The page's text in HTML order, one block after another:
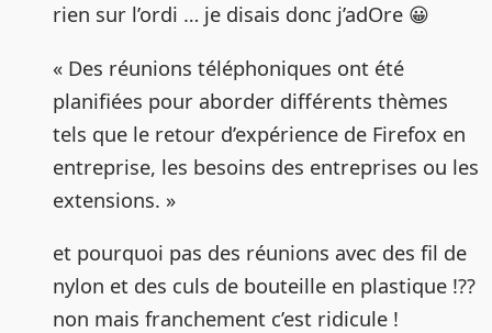
rien sur l’ordi … je disais donc j’adOre 😀
« Des réunions téléphoniques ont été
planifiées pour aborder différents thèmes
tels que le retour d’expérience de Firefox en
entreprise, les besoins des entreprises ou les
extensions. »
et pourquoi pas des réunions avec des fil de
nylon et des culs de bouteille en plastique !??
non mais franchement c’est ridicule !